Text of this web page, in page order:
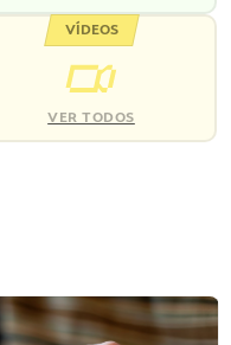
VÍDEOS
VER TODOS